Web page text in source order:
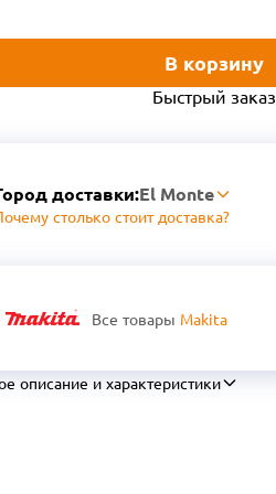
В корзину
Быстрый заказ
доставки:El Monte
столько стоит доставка?
Все товары Makita
описание и характеристики